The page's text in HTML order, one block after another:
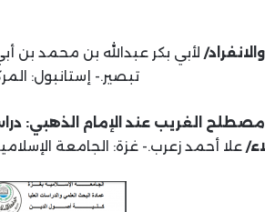
تبصير.- إستانبول: المركز، 1444 هـ،
الغريب عند الإمام الذهبي:
علا أحمد زعرب.- غزة: الجامعة الإسلامية، 1444 هـ، 2022 م (بحث مكمل